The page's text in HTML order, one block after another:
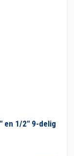
en 1/2" 9-delig